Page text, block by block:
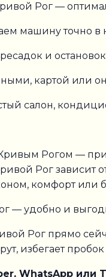
Рог —
машину точно в
и
картой или
салон,
Рогом —
Рог зависит
комфорт или
— удобно и
Рог прямо
избегает
WhatsApp или